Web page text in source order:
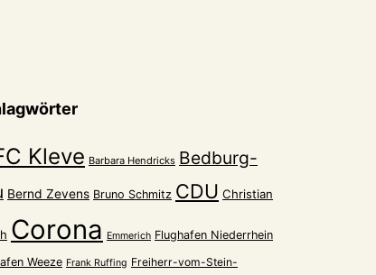
Kleve Barbara Hendricks Bedburg-
Bernd Zevens Bruno Schmitz CDU Christian
Corona Emmerich Flughafen Niederrhein
Weeze Frank Ruffing Freiherr-vom-Stein-